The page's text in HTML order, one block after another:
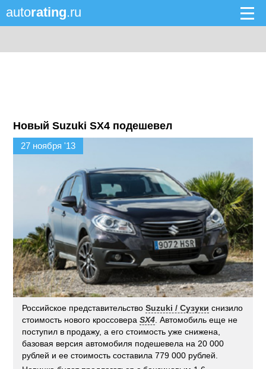
autorating.ru
Новый Suzuki SX4 подешевел
27 ноября '13
Российское представительствоSuzuki / Сузуки снизило
стоимость нового кроссовераSX4 . Автомобиль еще не
поступил в продажу, а его стоимость уже снижена,
базовая версия автомобиля подешевела на 20 000
рублей и ее стоимость составила 779 000 рублей.